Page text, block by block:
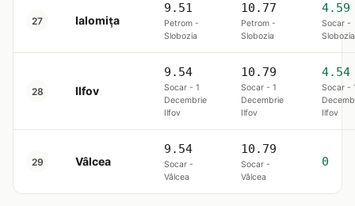
27 Ialomița
9.51
Petrom -
Slobozia
10.77
Petrom -
Slobozia
4.59
Socar -
Slobozia
28 Ilfov
9.54
Socar - 1
Decembrie
Ilfov
10.79
Socar - 1
Decembrie
Ilfov
4.54
Socar -
Ilfov
29 Vâlcea
9.54
Socar -
Vâlcea
10.79
Socar -
Vâlcea
0